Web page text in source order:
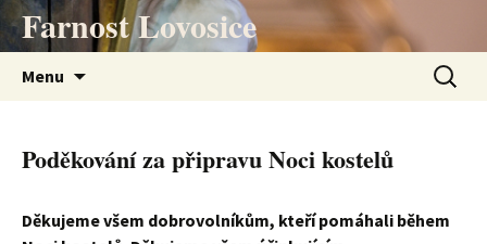
PřejítFarnost Lovosice
Menu
Poděkování za připravu Noci kostelů
Děkujeme všem dobrovolníkům, kteří pomáhali během